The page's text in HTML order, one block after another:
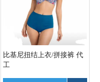
比基尼扭结上衣/拼接裤 代
工